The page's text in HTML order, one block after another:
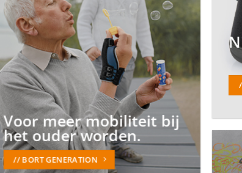
Voor meer mobiliteit bij
het ouder worden.
// BORT GENERATION